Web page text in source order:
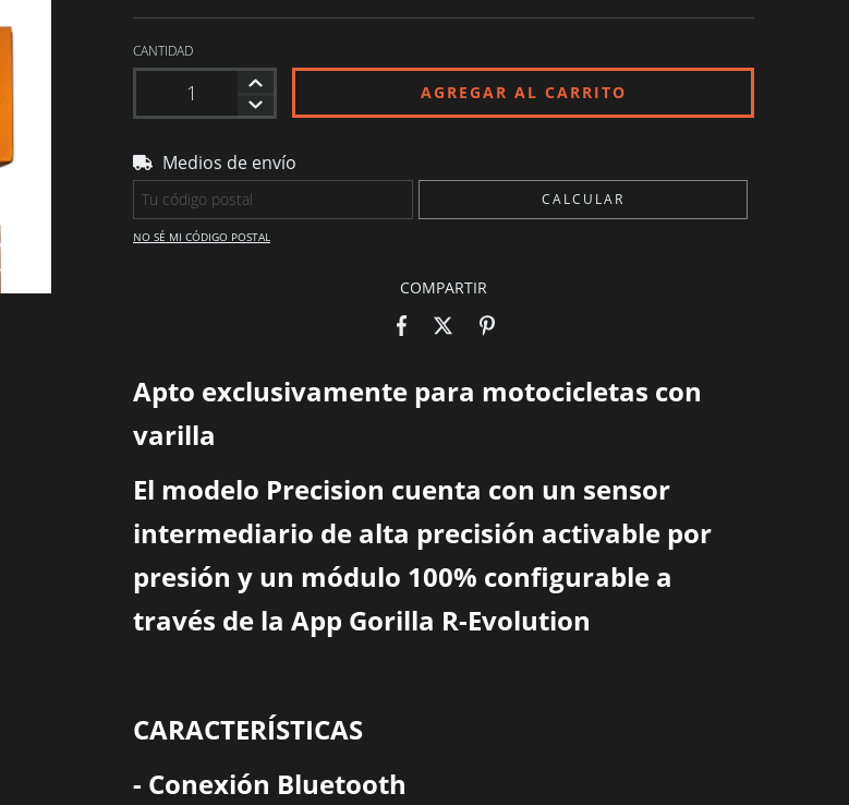
CANTIDAD
Entregas para el CP:
Medios de envío
CALCULAR
NO SÉ MI CÓDIGO POSTAL
COMPARTIR
Apto exclusivamente para motocicletas con
varilla
El modelo Precision cuenta con un sensor
intermediario de alta precisión activable por
presión y un módulo 100% configurable a
través de la App Gorilla R-Evolution
CARACTERÍSTICAS
- Conexión Bluetooth